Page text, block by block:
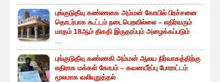
புங்குடுதீவு கண்ணகை அம்மன் கோயில் பிரச்சனை
தொடர்பாக கூட்டம் நடைபெறவில்லை – எதிர்வரும்
மாதம் 18ஆம் திகதி இருதரப்பும் அழைக்கப்படும்
...
புங்குடுதீவு கண்ணகி அம்மன் ஆலய நிர்வாகத்திற்கு
எதிராக மக்கள் கோபம் – கவனயீர்ப்பு போராட்டம்
மூலமாக வலியுறுத்தல்